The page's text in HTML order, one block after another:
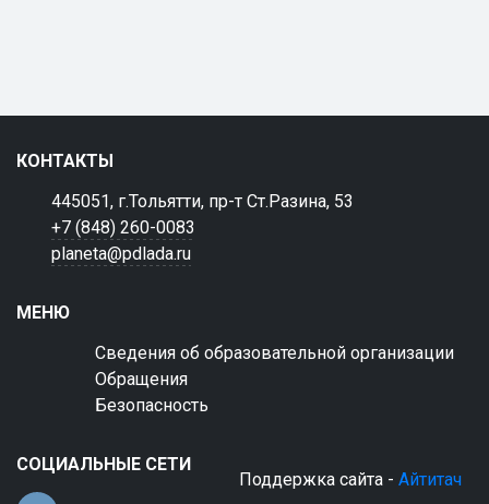
КОНТАКТЫ
445051, г.Тольятти, пр-т Ст.Разина, 53
+7 (848) 260-0083
planeta@pdlada.ru
МЕНЮ
Сведения об образовательной организации
Обращения
Безопасность
СОЦИАЛЬНЫЕ СЕТИ
Поддержка сайта - Айтитач